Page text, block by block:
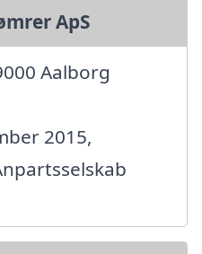
ApS
Aalborg
2015,